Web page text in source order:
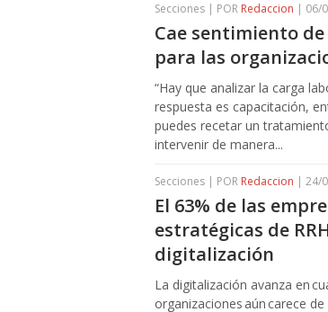
Secciones | POR Redaccion | 06/
Cae sentimiento
para las
“Hay que analizar la carga
respuesta es capacitación,
puedes recetar un
intervenir de manera...
Secciones | POR Redaccion | 24/
El 63% de las
estratégicas de
digitalización
La digitalización avanza en
organizaciones aún carece